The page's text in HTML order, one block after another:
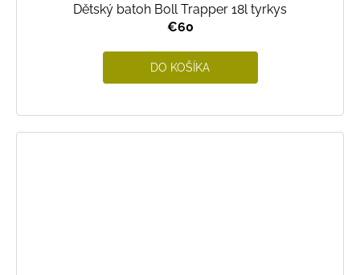
Dětský batoh Boll Trapper 18l tyrkys
€60
DO KOŠÍKA